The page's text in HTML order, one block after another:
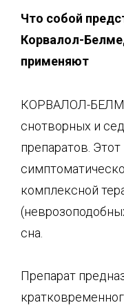
Что собой
Корвалол-Бел
применяют
КОРВАЛОЛ-
снотворных и
препаратов.
комплексной
сна.
Препарат